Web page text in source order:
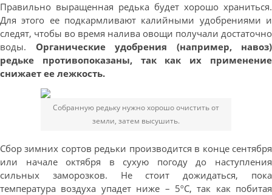
Правильно выращенная редька будет хорошо храниться.
Для этого ее подкармливают калийными удобрениями и
следят, чтобы во время налива овощи получали достаточно
воды. Органические удобрения (например, навоз)
редьке противопоказаны, так как их применение
снижает ее лежкость.
Собранную редьку нужно хорошо очистить от
земли, затем высушить.
Сбор зимних сортов редьки производится в конце сентября
или начале октября в сухую погоду до наступления
сильных заморозков. Не стоит дожидаться, пока
температура воздуха упадет ниже – 5ºС, так как побитая